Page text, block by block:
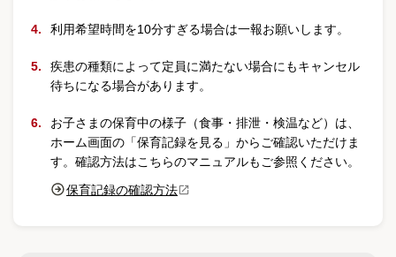
利用希望時間を10分すぎる場合は一報お願いします。
疾患の種類によって定員に満たない場合にもキャンセル
待ちになる場合があります。
お子さまの保育中の様子（食事・排泄・検温など）は、
ホーム画面の「保育記録を見る」からご確認いただけま
す。確認方法はこちらのマニュアルもご参照ください。
保育記録の確認方法